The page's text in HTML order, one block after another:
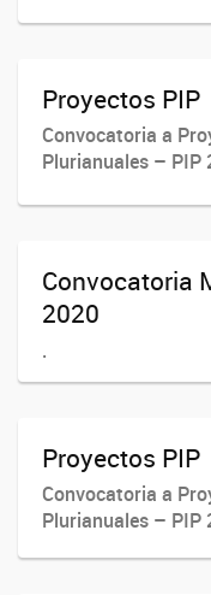
Proyectos PIP
Convocatoria a
Plurianuales – PIP
Convocatoria
2020
.
Proyectos PIP
Convocatoria a
Plurianuales – PIP